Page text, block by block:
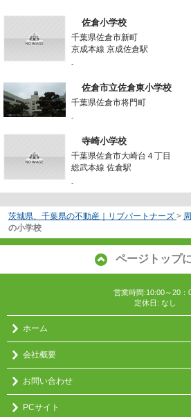
佐倉小学校
千葉県佐倉市新町
京成本線 京成佐倉駅
-
佐倉市立佐倉東小学校
千葉県佐倉市将門町
-
寺崎小学校
千葉県佐倉市大崎台４丁目
総武本線 佐倉駅
-
茨城県、千葉県の不動産｜リブパートナーズ >
の小学校
ページトップ
営業時間:10:00～20：
定休日: なし
ホーム
会社概要
お問い合わせ
PCサイト